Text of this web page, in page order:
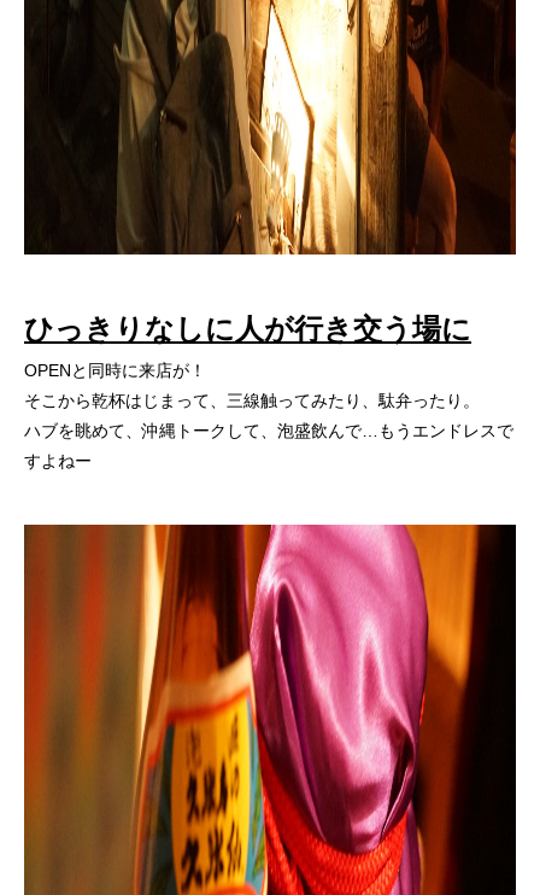
ひっきりなしに人が行き交う場に
OPENと同時に来店が！
そこから乾杯はじまって、三線触ってみたり、駄弁ったり。
ハブを眺めて、沖縄トークして、泡盛飲んで…もうエンドレスで
すよねー